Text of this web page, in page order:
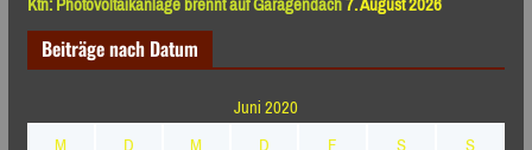
Beiträge nach Datum
Juni 2020